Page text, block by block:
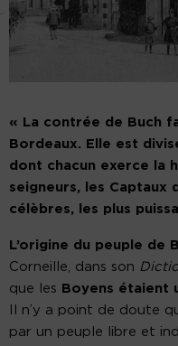
« La contrée de Buch
Bordeaux. Elle est
dont chacun exerce la
seigneurs, les Captaux
célèbres, les plus
L’origine du peuple de
Corneille, dans son
que les Boyens étaient
Il n’y a point de doute
par un peuple libre et